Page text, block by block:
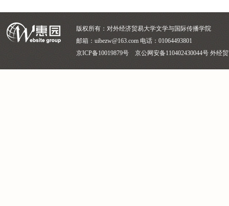
版权所有：对外经济贸易大学文学与国际传播学院
邮箱：uibezw@163.com 电话：01064493801
京ICP备10019879号 京公网安备110402430044号 外经贸